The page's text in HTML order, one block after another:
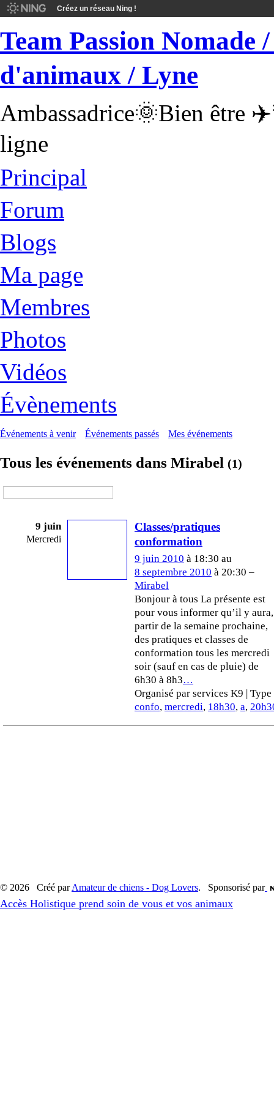
Créez un réseau Ning !
Team Passion Nomade
d'animaux / Lyne
Ambassadrice🌞Bien être
ligne
Principal
Forum
Blogs
Ma page
Membres
Photos
Vidéos
Évènements
Événements à venir Événements passés Mes événements
Tous les événements dans Mirabel (1)
9 juin
Mercredi
Classes/pratiques
conformation
9 juin 2010 à 18:30 au
8 septembre 2010 à 20:30 –
Mirabel
Bonjour à tous La présente est
pour vous informer qu’il y
partir de la semaine prochaine,
des pratiques et classes de
conformation tous les mercredi
soir (sauf en cas de pluie) de
6h30 à 8h3…
Organisé par services K9 | Type
confo, mercredi, 18h30, a,
© 2026 Créé parAmateur de chiens - Dog Lovers. Sponsorisé par
Accès Holistique prend soin de vous et vos animaux